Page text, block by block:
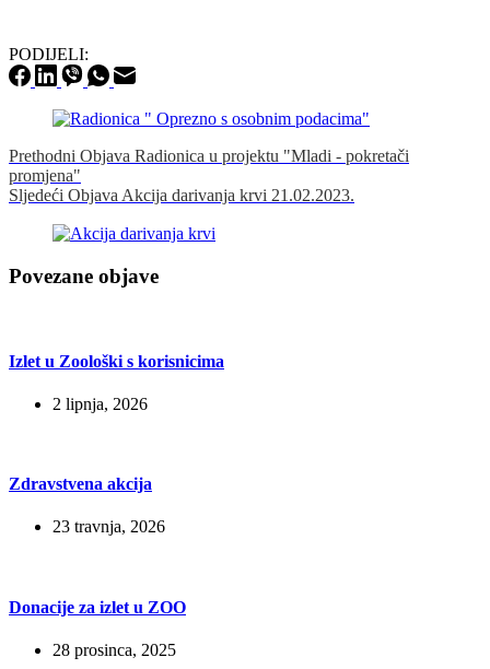
PODIJELI:
Prethodni Objava Radionica u projektu "Mladi - pokretači
promjena"
Sljedeći Objava Akcija darivanja krvi 21.02.2023.
Povezane objave
Izlet u Zoološki s korisnicima
2 lipnja, 2026
Zdravstvena akcija
23 travnja, 2026
Donacije za izlet u ZOO
28 prosinca, 2025